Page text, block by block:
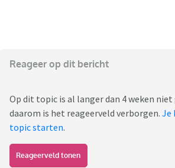
Reageer op dit bericht
Op dit topic is al langer dan 4 weken niet
daarom is het reageerveld verborgen. Je
topic starten.
Reageerveld tonen